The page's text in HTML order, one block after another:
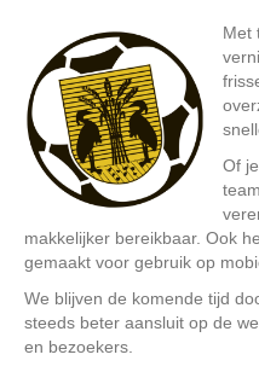
Met
Of
makkelijker bereikbaar. Ook
gemaakt voor gebruik op
We blijven de komende tijd
steeds beter aansluit op de
en bezoekers.